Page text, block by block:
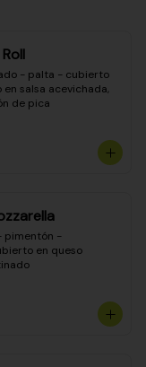
- palta - cubierto
salsa acevichada,
de pica
pimentón -
en queso